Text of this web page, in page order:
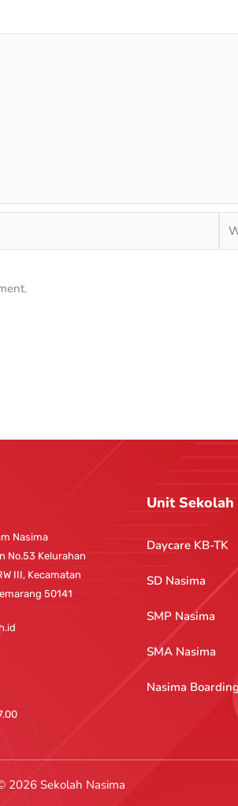
Nasima
No.53 Kelurahan
III, Kecamatan
50141
Unit Sekolah
Daycare KB-TK
SD Nasima
SMP Nasima
SMA Nasima
Nasima
2026 Sekolah Nasima